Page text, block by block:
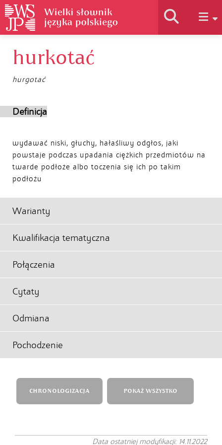
Historia słownika
Autorzy
hurkotać
hurgotać
Definicja
wydawać niski, głuchy, hałaśliwy odgłos, jaki
powstaje podczas upadania ciężkich przedmiotów na
twarde podłoże albo toczenia się ich po takim
podłożu
Warianty
Kwalifikacja tematyczna
Połączenia
Cytaty
Odmiana
Pochodzenie
CHRONOLOGIZACJA POKAŻ WSZYSTKO
Data ostatniej modyfikacji: 14.11.2022